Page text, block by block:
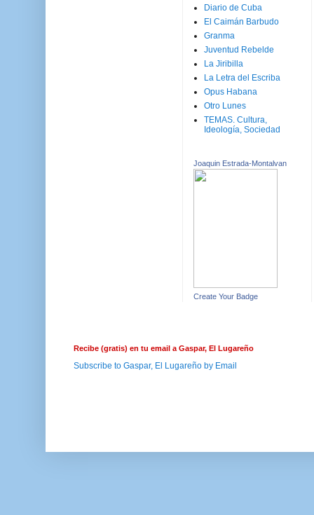
Diario de Cuba
El Caimán Barbudo
Granma
Juventud Rebelde
La Jiribilla
La Letra del Escriba
Opus Habana
Otro Lunes
TEMAS. Cultura,
Ideología, Sociedad
Joaquin Estrada-Montalvan
Create Your Badge
Recibe (gratis) en tu email a Gaspar, El Lugareño
Subscribe to Gaspar, El Lugareño by Email